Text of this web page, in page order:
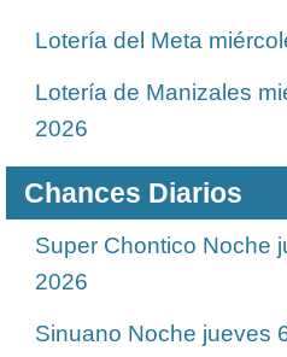
Lotería del Meta
Lotería de Manizales
2026
Chances Diarios
Super Chontico Noche
2026
Sinuano Noche jueves